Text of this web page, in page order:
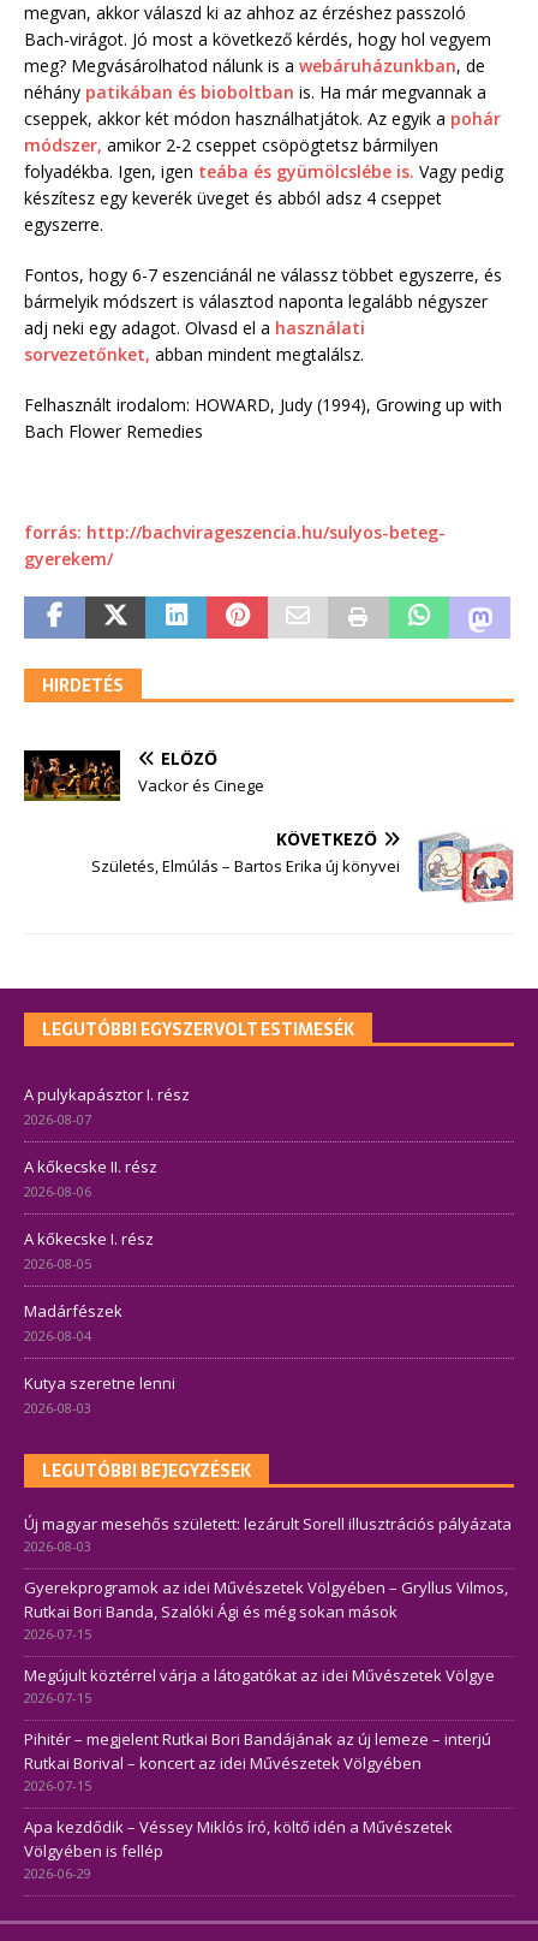
megvan, akkor válaszd ki az ahhoz az érzéshez passzoló
Bach-virágot. Jó most a következő kérdés, hogy hol vegyem
meg? Megvásárolhatod nálunk is a webáruházunkban, de
néhány patikában és bioboltban is. Ha már megvannak a
cseppek, akkor két módon használhatjátok. Az egyik a pohár
módszer, amikor 2-2 cseppet csöpögtetsz bármilyen
folyadékba. Igen, igen teába és gyümölcslébe is. Vagy pedig
készítesz egy keverék üveget és abból adsz 4 cseppet
egyszerre.
Fontos, hogy 6-7 eszenciánál ne válassz többet egyszerre, és
bármelyik módszert is választod naponta legalább négyszer
adj neki egy adagot. Olvasd el a használati
sorvezetőnket, abban mindent megtalálsz.
Felhasznált irodalom: HOWARD, Judy (1994), Growing up with
Bach Flower Remedies
forrás: http://bachvirageszencia.hu/sulyos-beteg-
gyerekem/
HIRDETÉS
ELŐZŐ
Vackor és Cinege
KÖVETKEZŐ
Születés, Elmúlás – Bartos Erika új könyvei
LEGUTÓBBI EGYSZERVOLT ESTIMESÉK
A pulykapásztor I. rész
2026-08-07
A kőkecske II. rész
2026-08-06
A kőkecske I. rész
2026-08-05
Madárfészek
2026-08-04
Kutya szeretne lenni
2026-08-03
LEGUTÓBBI BEJEGYZÉSEK
Új magyar mesehős született: lezárult Sorell illusztrációs pályázata
2026-08-03
Gyerekprogramok az idei Művészetek Völgyében – Gryllus Vilmos,
Rutkai Bori Banda, Szalóki Ági és még sokan mások
2026-07-15
Megújult köztérrel várja a látogatókat az idei Művészetek Völgye
2026-07-15
Pihitér – megjelent Rutkai Bori Bandájának az új lemeze – interjú
Rutkai Borival – koncert az idei Művészetek Völgyében
2026-07-15
Apa kezdődik – Véssey Miklós író, költő idén a Művészetek
Völgyében is fellép
2026-06-29